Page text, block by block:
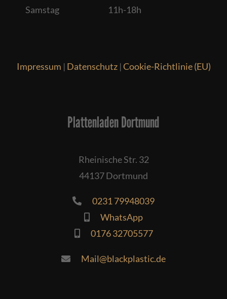
Plattenladen Dortmund
Rheinische Str. 32
44137 Dortmund
0231 79948039
WhatsApp
0176 32705577
Mail@blackplastic.de
Samstag 11h-18h
Impressum | Datenschutz|Cookie-Richtlinie (EU)